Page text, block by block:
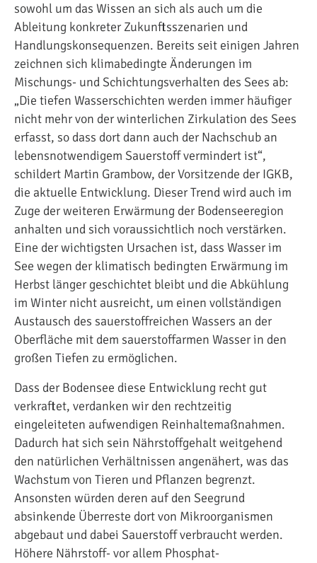
sowohl um das Wissen an sich als auch um die
Ableitung konkreter Zukunftsszenarien und
Handlungskonsequenzen. Bereits seit einigen Jahren
zeichnen sich klimabedingte Änderungen im
Mischungs- und Schichtungsverhalten des Sees ab:
„Die tiefen Wasserschichten werden immer häufiger
nicht mehr von der winterlichen Zirkulation des Sees
erfasst, so dass dort dann auch der Nachschub an
lebensnotwendigem Sauerstoff vermindert ist“,
schildert Martin Grambow, der Vorsitzende der IGKB,
die aktuelle Entwicklung. Dieser Trend wird auch im
Zuge der weiteren Erwärmung der Bodenseeregion
anhalten und sich voraussichtlich noch verstärken.
Eine der wichtigsten Ursachen ist, dass Wasser im
See wegen der klimatisch bedingten Erwärmung im
Herbst länger geschichtet bleibt und die Abkühlung
im Winter nicht ausreicht, um einen vollständigen
Austausch des sauerstoffreichen Wassers an der
Oberfläche mit dem sauerstoffarmen Wasser in den
großen Tiefen zu ermöglichen.
Dass der Bodensee diese Entwicklung recht gut
verkraftet, verdanken wir den rechtzeitig
eingeleiteten aufwendigen Reinhaltemaßnahmen.
Dadurch hat sich sein Nährstoffgehalt weitgehend
den natürlichen Verhältnissen angenähert, was das
Wachstum von Tieren und Pflanzen begrenzt.
Ansonsten würden deren auf den Seegrund
absinkende Überreste dort von Mikroorganismen
abgebaut und dabei Sauerstoff verbraucht werden.
Höhere Nährstoff- vor allem Phosphat-